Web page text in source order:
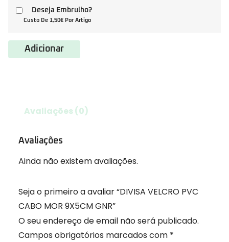
Deseja Embrulho?
Custo De 1,50€ Por Artigo
Adicionar
Avaliações (0)
Avaliações
Ainda não existem avaliações.
Seja o primeiro a avaliar “DIVISA VELCRO PVC
CABO MOR 9X5CM GNR”
O seu endereço de email não será publicado.
Campos obrigatórios marcados com *